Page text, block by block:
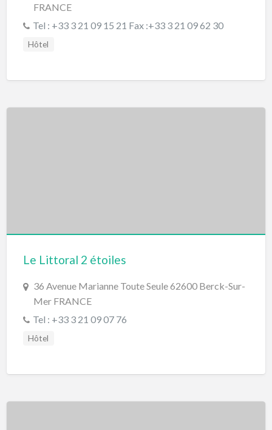
FRANCE
Tel : +33 3 21 09 15 21 Fax :+33 3 21 09 62 30
Hôtel
Le Littoral 2 étoiles
36 Avenue Marianne Toute Seule 62600 Berck-Sur-
Mer FRANCE
Tel : +33 3 21 09 07 76
Hôtel